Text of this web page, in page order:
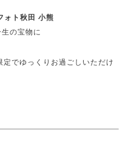
ォト秋田 小熊
の宝物に
でゆっくりお過ごしいただけ